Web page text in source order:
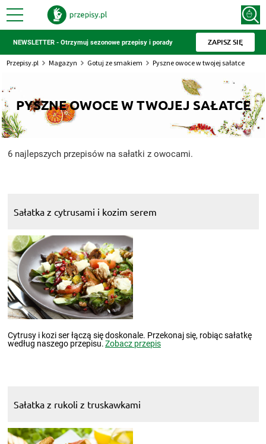
NEWSLETTER - Otrzymuj sezonowe przepisy i porady ZAPISZ SIĘ
Przepisy.pl Magazyn Gotuj ze smakiem Pyszne owoce w twojej sałatce
PYSZNE OWOCE W TWOJEJ SAŁATCE
6 najlepszych przepisów na sałatki z owocami.
Sałatka z cytrusami i kozim serem
Cytrusy i kozi ser łączą się doskonale. Przekonaj się, robiąc sałatkę
według naszego przepisu.Zobacz przepis
Sałatka z rukoli z truskawkami